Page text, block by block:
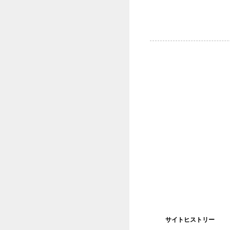
サイトヒストリー